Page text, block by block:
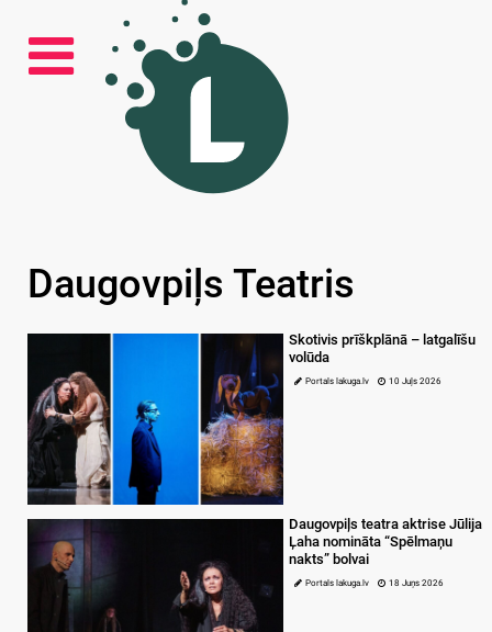
Daugovpiļs Teatris
Skotivis prīškplānā – latgalīšu
volūda
Portals lakuga.lv 10 Juļs 2026
Daugovpiļs teatra aktrise Jūlija
Ļaha nomināta “Spēlmaņu
nakts” bolvai
Portals lakuga.lv 18 Juņs 2026